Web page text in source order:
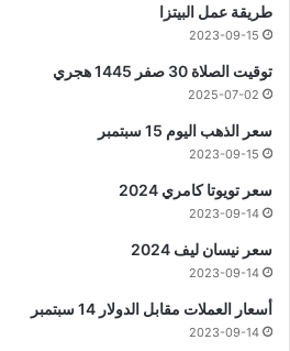
طريقة عمل البيتزا
2023-09-15
توقيت الصلاة 30 صفر 1445 هجري
2025-07-02
سعر الذهب اليوم 15 سبتمبر
2023-09-15
سعر تويوتا كامري 2024
2023-09-14
سعر نيسان ليف 2024
2023-09-14
أسعار العملات مقابل الدولار 14 سبتمبر
2023-09-14